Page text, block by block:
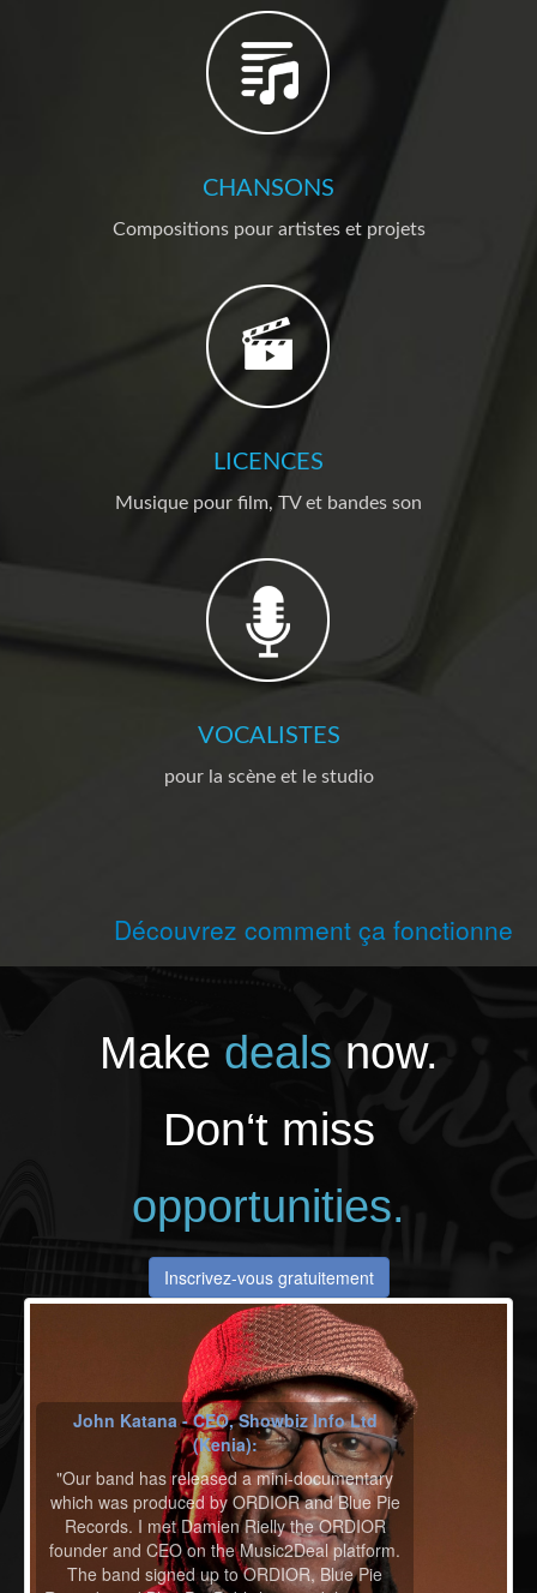
CHANSONS
Compositions pour artistes et projets
LICENCES
Musique pour film, TV et bandes son
VOCALISTES
pour la scène et le studio
Découvrez comment ça fonctionne
Make deals now.
Don‘t miss
opportunities.
Inscrivez-vous gratuitement
John Katana - CEO, Showbiz Info Ltd
(Kenia):
"Our band has released a mini-documentary
which was produced by ORDIOR and Blue Pie
Records. I met Damien Rielly the ORDIOR
founder and CEO on the Music2Deal platform.
The band signed up to ORDIOR, Blue Pie